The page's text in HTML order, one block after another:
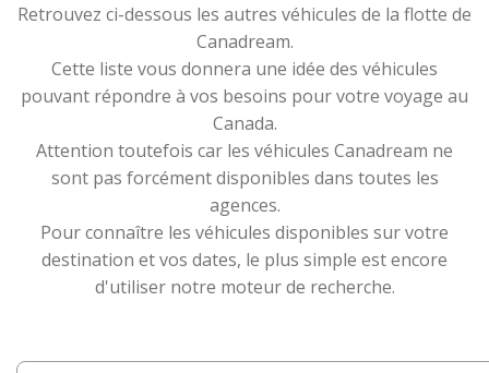
Retrouvez ci-dessous les autres véhicules de la flotte de
Canadream.
Cette liste vous donnera une idée des véhicules
pouvant répondre à vos besoins pour votre voyage au
Canada.
Attention toutefois car les véhicules Canadream ne
sont pas forcément disponibles dans toutes les
agences.
Pour connaître les véhicules disponibles sur votre
destination et vos dates, le plus simple est encore
d'utiliser notre moteur de recherche.